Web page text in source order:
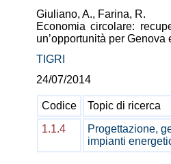
Giuliano, A., Farina, R.
Economia circolare:
un’opportunità per
TIGRI
24/07/2014
Codice
Topic di ricerca
1.1.4
Progettazione,
impianti